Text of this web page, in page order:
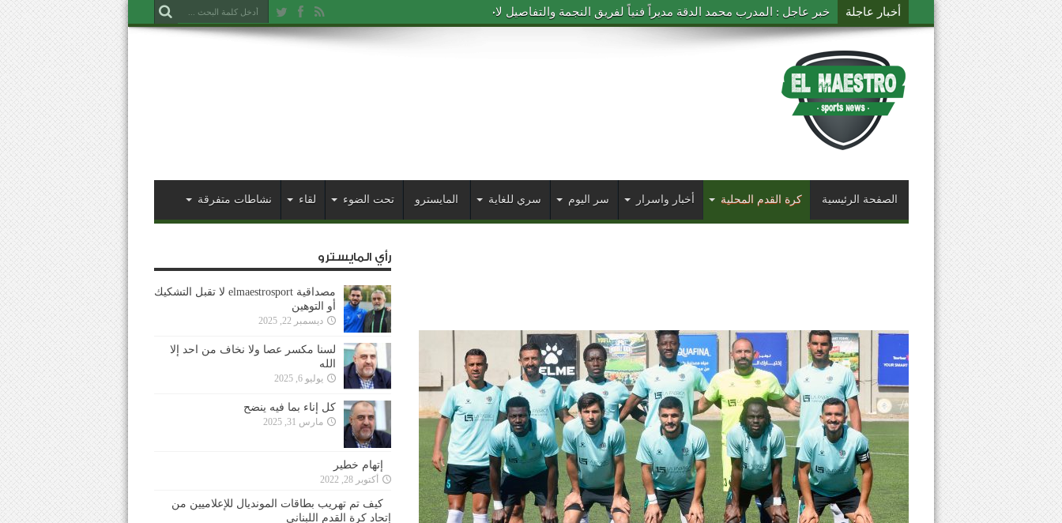
أخبار عاجلة خبر عاجل : المدرب محمد الدقة مديراً فنياً لفريق النجمة والتفاصيل لاحقاً
الصفحة الرئيسية كرة القدم المحلية أخبار واسرار سر اليوم سري للغاية المايسترو تحت الضوء لقاء نشاطات متفرقة
رأي المايسترو
مصداقية elmaestrosport لا تقبل التشكيك
أو التوهين
ديسمبر 22, 2025
لسنا مكسر عصا ولا نخاف من احد إلا
الله
يوليو 6, 2025
كل إناء بما فيه ينضح
مارس 31, 2025
إتهام خطير
أكتوبر 28, 2022
كيف تم تهريب بطاقات المونديال للإعلاميين من
إتحاد كرة القدم اللبناني